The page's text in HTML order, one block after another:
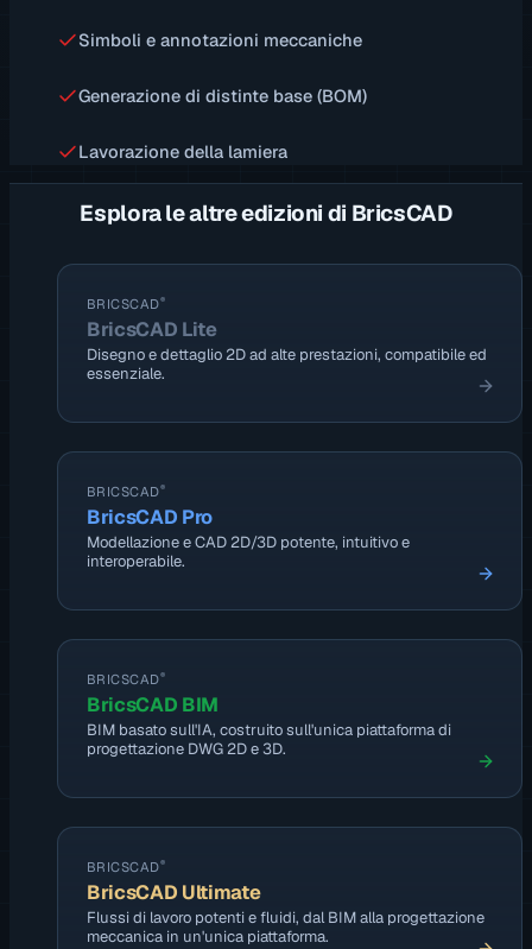
Simboli e annotazioni meccaniche
Generazione di distinte base (BOM)
Lavorazione della lamiera
Esplora le altre edizioni di BricsCAD
BRICSCAD®
BricsCAD Lite
Disegno e dettaglio 2D ad alte prestazioni, compatibile ed
essenziale.
BRICSCAD®
BricsCAD Pro
Modellazione e CAD 2D/3D potente, intuitivo e
interoperabile.
BRICSCAD®
BricsCAD BIM
BIM basato sull'IA, costruito sull'unica piattaforma di
progettazione DWG 2D e 3D.
BRICSCAD®
BricsCAD Ultimate
Flussi di lavoro potenti e fluidi, dal BIM alla progettazione
meccanica in un'unica piattaforma.